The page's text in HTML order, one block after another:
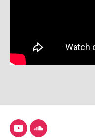
YouTubeSoundCloud